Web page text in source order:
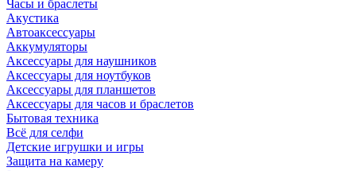
Часы и браслеты
Акустика
Автоаксессуары
Аккумуляторы
Аксессуары для наушников
Аксессуары для ноутбуков
Аксессуары для планшетов
Аксессуары для часов и браслетов
Бытовая техника
Всё для селфи
Детские игрушки и игры
Защита на камеру